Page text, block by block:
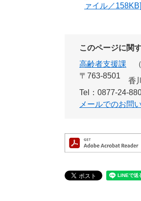
ァイル／158KB]
このページに関
高齢者支援課
〒763-8501
香
Tel：0877-24-
メールでのお問